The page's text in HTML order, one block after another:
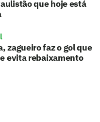
que hoje está
zagueiro faz o gol que
evita rebaixamento